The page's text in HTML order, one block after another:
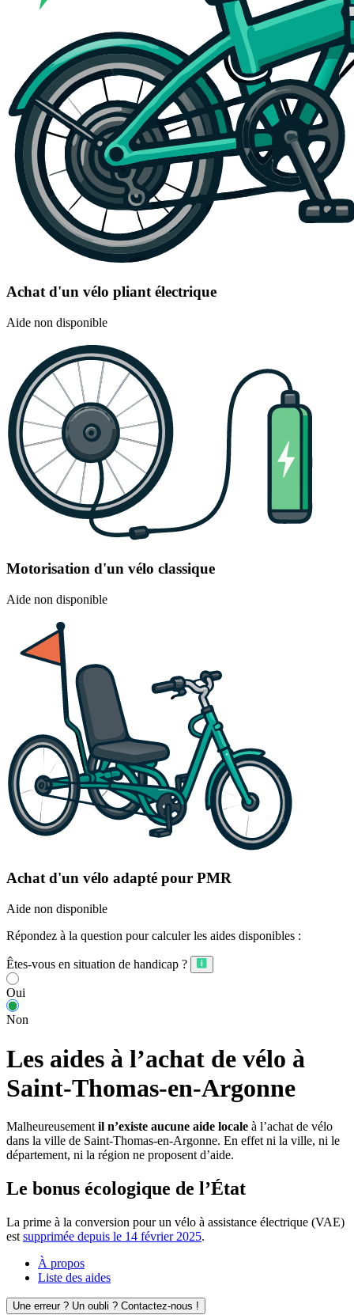
Achat d'un vélo pliant électrique
Aide non disponible
Motorisation d'un vélo classique
Aide non disponible
Achat d'un vélo adapté pour PMR
Aide non disponible
Répondez à la question pour calculer les aides disponibles :
Êtes-vous en situation de handicap ?
Oui
Non
Les aides à l’achat de vélo à
Saint-Thomas-en-Argonne
Malheureusement il n’existe aucune aide locale à l’achat de vélo
dans la ville de Saint-Thomas-en-Argonne. En effet ni la ville, ni le
département, ni la région ne proposent d’aide.
Le bonus écologique de l’État
La prime à la conversion pour un vélo à assistance électrique (VAE)
est supprimée depuis le 14 février 2025.
À propos
Liste des aides
Une erreur ? Un oubli ? Contactez-nous !